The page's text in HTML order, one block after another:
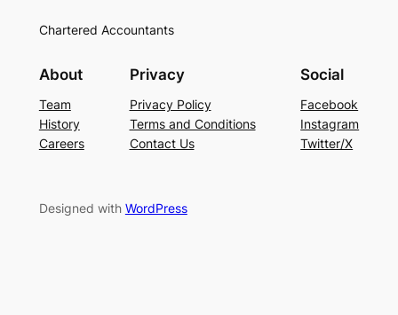
Chartered Accountants
About
Team
History
Careers
Privacy
Privacy Policy
Terms and Conditions
Contact Us
Social
Facebook
Instagram
Twitter/X
Designed with WordPress